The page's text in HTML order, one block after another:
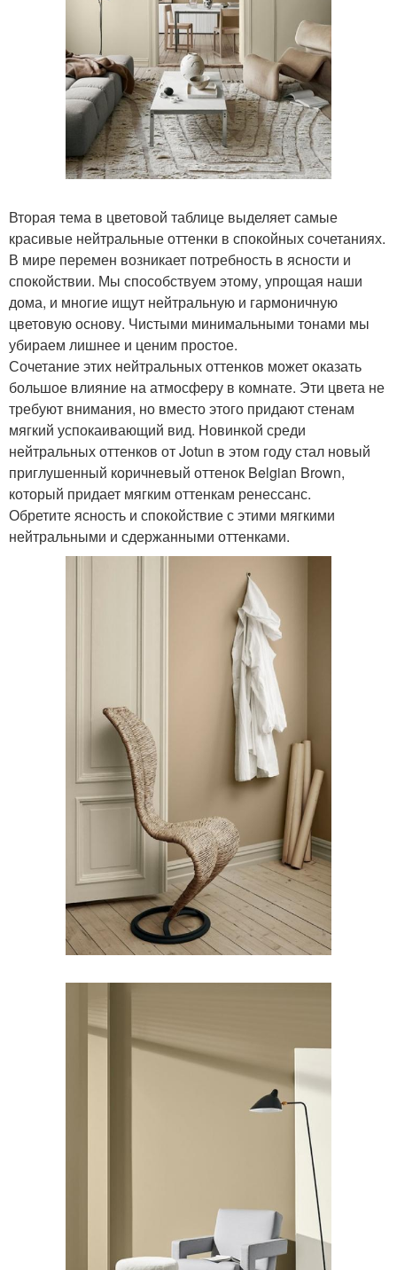
Вторая тема в цветовой таблице выделяет самые
красивые нейтральные оттенки в спокойных сочетаниях.
В мире перемен возникает потребность в ясности и
спокойствии. Мы способствуем этому, упрощая наши
дома, и многие ищут нейтральную и гармоничную
цветовую основу. Чистыми минимальными тонами мы
убираем лишнее и ценим простое.
Сочетание этих нейтральных оттенков может оказать
большое влияние на атмосферу в комнате. Эти цвета не
требуют внимания, но вместо этого придают стенам
мягкий успокаивающий вид. Новинкой среди
нейтральных оттенков от Jotun в этом году стал новый
приглушенный коричневый оттенок Belgian Brown,
который придает мягким оттенкам ренессанс.
Обретите ясность и спокойствие с этими мягкими
нейтральными и сдержанными оттенками.